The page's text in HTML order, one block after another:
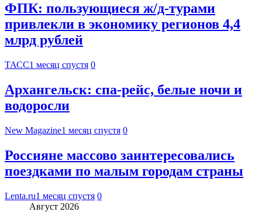
ФПК: пользующиеся ж/д-турами
привлекли в экономику регионов 4,4
млрд рублей
ТАСС1 месяц спустя 0
Архангельск: спа-рейс, белые ночи и
водоросли
New Magazine1 месяц спустя 0
Россияне массово заинтересовались
поездками по малым городам страны
Lenta.ru1 месяц спустя 0
Август 2026